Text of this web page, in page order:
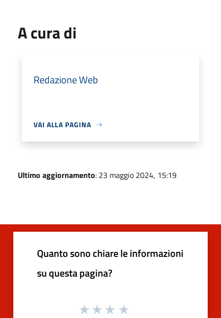
A cura di
Redazione Web
VAI ALLA PAGINA
Ultimo aggiornamento: 23 maggio 2024, 15:19
Quanto sono chiare le informazioni
su questa pagina?